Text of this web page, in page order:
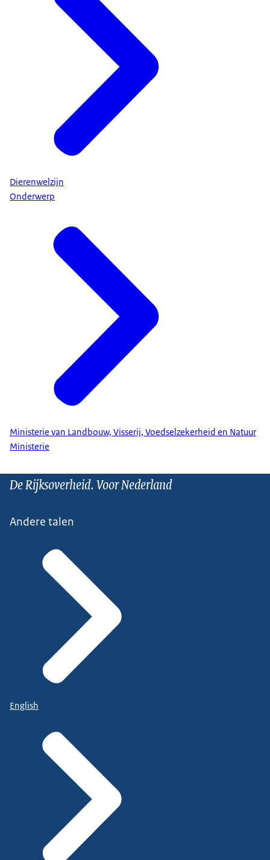
Dierenwelzijn
Onderwerp
Ministerie van Landbouw, Visserij, Voedselzekerheid en Natuur
Ministerie
De Rijksoverheid. Voor Nederland
Andere talen
English